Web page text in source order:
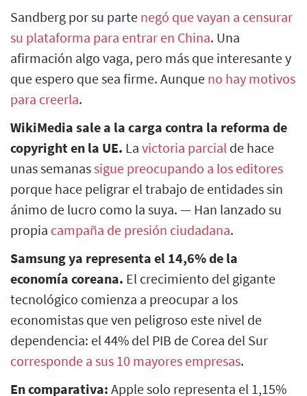
Sandberg por su parte negó que vayan a censurar
su plataforma para entrar en China. Una
afirmación algo vaga, pero más que interesante y
que espero que sea firme. Aunque no hay motivos
para creerla.
WikiMedia sale a la carga contra la reforma de
copyright en la UE. La victoria parcial de hace
unas semanassigue preocupando a los editores
porque hace peligrar el trabajo de entidades sin
ánimo de lucro como la suya. — Han lanzado su
propia campaña de presión ciudadana.
Samsung ya representa el 14,6% de la
economía coreana. El crecimiento del gigante
tecnológico comienza a preocupar a los
economistas que ven peligroso este nivel de
dependencia: el 44% del PIB de Corea del Sur
corresponde a sus 10 mayores empresas.
En comparativa: Apple solo representa el 1,15%